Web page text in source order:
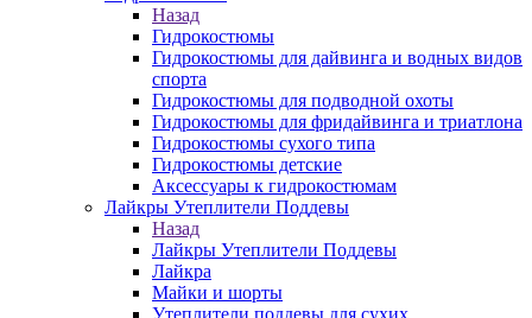
Назад
Гидрокостюмы
Гидрокостюмы для дайвинга и водных видов
спорта
Гидрокостюмы для подводной охоты
Гидрокостюмы для фридайвинга и триатлона
Гидрокостюмы сухого типа
Гидрокостюмы детские
Аксессуары к гидрокостюмам
Лайкры Утеплители Поддевы
Назад
Лайкры Утеплители Поддевы
Лайкра
Майки и шорты
Утеплители поддевы для сухих